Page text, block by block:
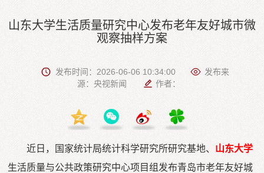
山东大学生活质量研究中心发布老年友好城市微
观察抽样方案
发布时间：2026-06-06 10:34:00
发布来
源：央视新闻
作者：
近日，国家统计局统计科学研究所研究基地、 山东大学
生活质量与公共政策研究中心项目组发布青岛市老年友好城